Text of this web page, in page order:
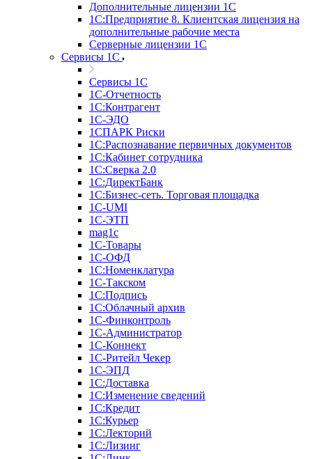
Дополнительные лицензии 1С
1С:Предприятие 8. Клиентская лицензия на
дополнительные рабочие места
Серверные лицензии 1С
Сервисы 1С
Сервисы 1С
1С-Отчетность
1С:Контрагент
1С-ЭДО
1СПАРК Риски
1С:Распознавание первичных документов
1С:Кабинет сотрудника
1С:Сверка 2.0
1С:ДиректБанк
1С:Бизнес-сеть. Торговая площадка
1С-UMI
1С-ЭТП
mag1c
1С-Товары
1С-ОФД
1С:Номенклатура
1С-Такском
1С:Подпись
1С:Облачный архив
1С-Финконтроль
1С-Администратор
1С-Коннект
1С-Ритейл Чекер
1С-ЭПД
1С:Доставка
1С:Изменение сведений
1С:Кредит
1С:Курьер
1С:Лекторий
1С:Лизинг